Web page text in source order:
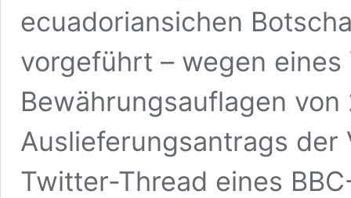
ecuadoriansichen
vorgeführt – wegen
Bewährungsauflagen von
Auslieferungsantrags der
Twitter-Thread eines